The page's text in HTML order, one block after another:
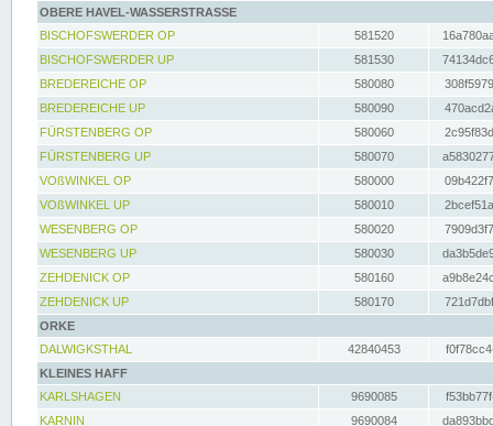
OBERE HAVEL-WASSERSTRASSE
BISCHOFSWERDER OP
581520
BISCHOFSWERDER UP
581530
BREDEREICHE OP
580080
BREDEREICHE UP
580090
FÜRSTENBERG OP
580060
FÜRSTENBERG UP
580070
VOßWINKEL OP
580000
VOßWINKEL UP
580010
WESENBERG OP
580020
WESENBERG UP
580030
ZEHDENICK OP
580160
ZEHDENICK UP
580170
ORKE
DALWIGKSTHAL
42840453
KLEINES HAFF
KARLSHAGEN
9690085
KARNIN
9690084